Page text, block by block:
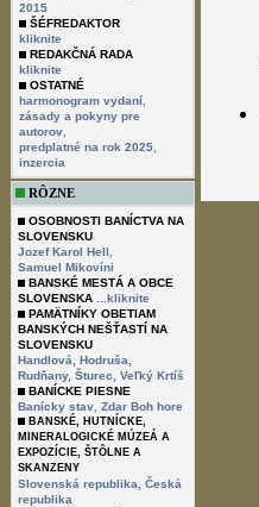
2015
ŠÉFREDAKTOR
kliknite
REDAKČNÁ RADA
kliknite
OSTATNÉ
harmonogram vydaní
zásady a pokyny pre
autorov
predplatné na rok 2025
inzercia
RÔZNE
OSOBNOSTI BANÍCTVA NA
SLOVENSKU
Jozef Karol Hell
Samuel Mikovíni
BANSKÉ MESTÁ A OBCE
SLOVENSKA
...kliknite
PAMÄTNÍKY OBETIAM
BANSKÝCH NEŠŤASTÍ NA
SLOVENSKU
Handlová,
Hodruša,
Rudňany, Šturec,
Veľký Krtíš
BANÍCKE PIESNE
Banícky stav Zdar Boh hore
BANSKÉ, HUTNÍCKE,
MINERALOGICKÉ MÚZEÁ A
EXPOZÍCIE, ŠTÔLNE A
SKANZENY
Slovenská republika,
Česká
republika